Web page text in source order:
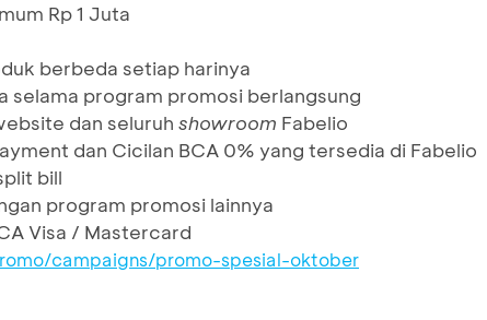
Rp 1 Juta
berbeda setiap harinya
selama program promosi berlangsung
dan seluruh showroom Fabelio
dan Cicilan BCA 0% yang tersedia di Fabelio
bill
program promosi lainnya
Visa / Mastercard
campaigns/promo-spesial-oktober